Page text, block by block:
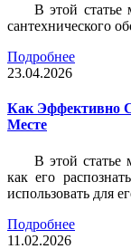
В этой
сантехнического
Подробнее
23.04.2026
Как Эффективно
Месте
В этой статье
как его
использовать для
Подробнее
11.02.2026